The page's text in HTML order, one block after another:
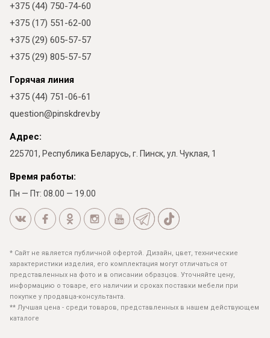
+375 (44) 750-74-60
+375 (17) 551-62-00
+375 (29) 605-57-57
+375 (29) 805-57-57
Горячая линия
+375 (44) 751-06-61
question@pinskdrev.by
Адрес:
225701, Республика Беларусь, г. Пинск, ул. Чуклая, 1
Время работы:
Пн — Пт: 08.00 — 19.00
* Сайт не является публичной офертой. Дизайн, цвет, технические
характеристики изделия, его комплектация могут отличаться от
представленных на фото и в описании образцов. Уточняйте цену,
информацию о товаре, его наличии и сроках поставки мебели при
покупке у продавца-консультанта.
** Лучшая цена - среди товаров, представленных в нашем действующем
каталоге